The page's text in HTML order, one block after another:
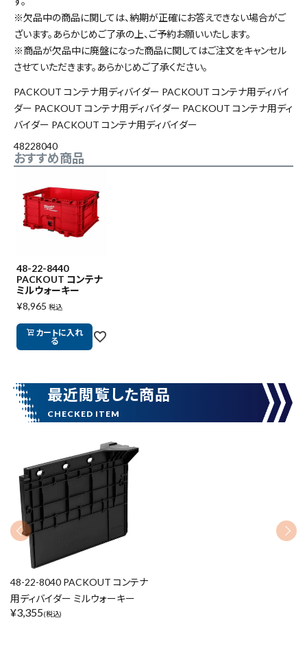
キーワードから探す
カテゴリーから探す
価格から探す
リセット この内容で検索
※欠品中の商品に関しては、納期が正確にお答えできない場合がご
ざいます。あらかじめご了承の上、ご予約お願いいたします。
※商品が欠品中に廃盤になった商品に関してはご注文をキャンセル
させていただきます。あらかじめご了承ください。
PACKOUT コンテナ用ディバイダー PACKOUT コンテナ用ディバイ
ダー PACKOUT コンテナ用ディバイダー PACKOUT コンテナ用ディ
バイダー PACKOUT コンテナ用ディバイダー
48228040
おすすめ商品
48-22-8440
PACKOUT コンテナ
ミルウォーキー
¥8,965 税込
カートに入れ
る
最近閲覧した商品
48-22-8040 PACKOUT コンテナ
用ディバイダー ミルウォーキー
¥3,355(税込)